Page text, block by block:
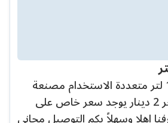
قارورة مياه سعة 15 لتر متعددة الاستخدام مصنعة
من مواد PET السعر 2 دينار يوجد سعر خاص على